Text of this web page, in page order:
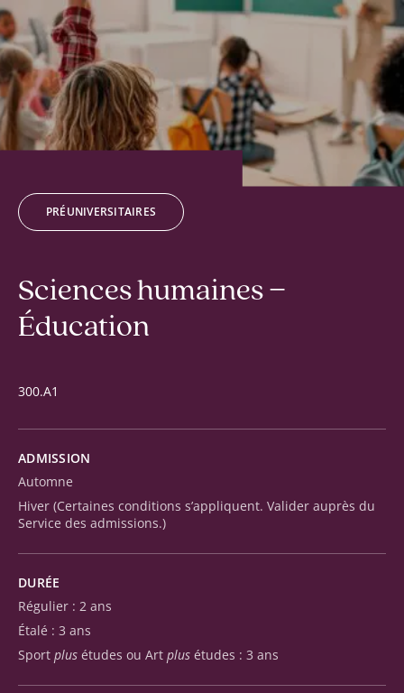
PRÉUNIVERSITAIRES
Sciences humaines −
Éducation
300.A1
ADMISSION
Automne
Hiver (Certaines conditions s’appliquent. Valider auprès du
Service des admissions.)
DURÉE
Régulier : 2 ans
Étalé : 3 ans
Sport plus études ou Art plus études : 3 ans